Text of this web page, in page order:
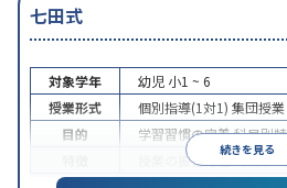
七田式
続きを見る
対象学年 幼児 小1 ~ 6
授業形式
個別指導(1対1) 集団授業
目的
学習習慣の定着科目別
授業の振替可能1科目か